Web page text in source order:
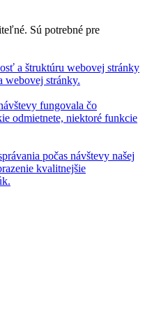
Sú potrebné pre
a štruktúru webovej stránky
webovej stránky.
fungovala čo
odmietnete, niektoré funkcie
počas návštevy našej
kvalitnejšie